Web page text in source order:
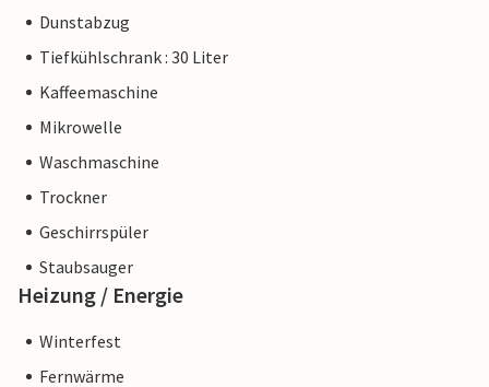
Dunstabzug
Tiefkühlschrank : 30 Liter
Kaffeemaschine
Mikrowelle
Waschmaschine
Trockner
Geschirrspüler
Staubsauger
Heizung / Energie
Winterfest
Fernwärme